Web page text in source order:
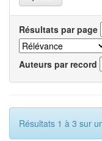
Résultats par page
Auteurs par record
Résultats 1 à 3 sur